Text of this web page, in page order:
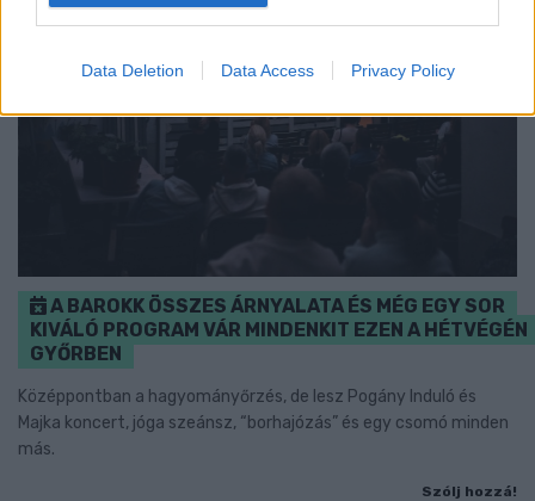
Data Deletion Data Access Privacy Policy
A BAROKK ÖSSZES ÁRNYALATA ÉS MÉG EGY SOR
KIVÁLÓ PROGRAM VÁR MINDENKIT EZEN A HÉTVÉGÉN
GYŐRBEN
Középpontban a hagyományőrzés, de lesz Pogány Induló és
Majka koncert, jóga szeánsz, “borhajózás” és egy csomó minden
más.
Szólj hozzá!